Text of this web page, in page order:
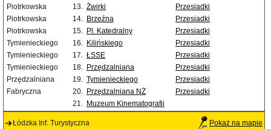
Piotrkowska
13. Żwirki
Przesiadki
Piotrkowska
14. Brzeźna
Przesiadki
Piotrkowska
15. Pl. Katedralny
Przesiadki
Tymienieckiego
16. Kilińskiego
Przesiadki
Tymienieckiego
17. ŁSSE
Przesiadki
Tymienieckiego
18. Przędzalniana
Przesiadki
Przędzalniana
19. Tymienieckiego
Przesiadki
Fabryczna
20. Przędzalniana NŻ
Przesiadki
21. Muzeum Kinematografii
Łódzka Inf. Turystyczna Pokaż na mapie